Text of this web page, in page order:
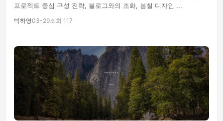
프로젝트 중심 구성 전략, 블로그와의 조화, 봄철 디자인 ...
박하영03-29조회 117